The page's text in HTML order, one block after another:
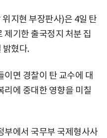
지현 부장판사)은 4일 탄
제기한 출국정지 처분 집
밝혔다.
면 경찰이 탄 교수에 대
리에 중대한 영향을 미칠
부에서 국무부 국제형사사